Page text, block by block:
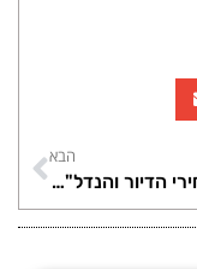
הבא
משבר מחירי הדיור והנדל"ן בישראל